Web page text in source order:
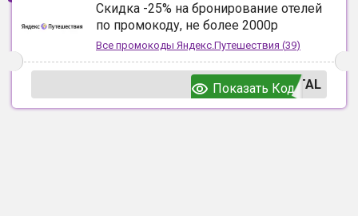
Скидка -25% на бронирование отелей
по промокоду, не более 2000р
Все промокоды Яндекс.Путешествия (39)
TAL
Показать Код